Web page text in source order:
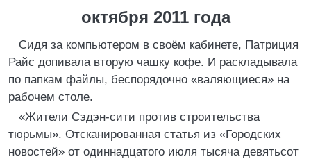
октября 2011 года
Сидя за компьютером в своём кабинете, Патриция
Райс допивала вторую чашку кофе. И раскладывала
по папкам файлы, беспорядочно «валяющиеся» на
рабочем столе.
«Жители Сэдэн-сити против строительства
тюрьмы». Отсканированная статья из «Городских
новостей» от одиннадцатого июля тысяча девятьсот